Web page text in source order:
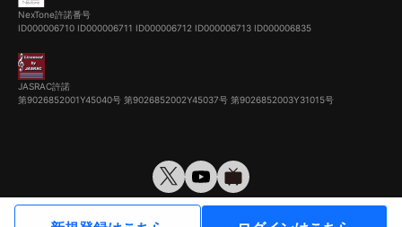
NexTone許諾番号
ID000006710 ID000006711 ID000006712 ID000006713 ID000006835
JASRAC許諾
第9026852001Y45040号 第9026852002Y45037号 第9026852003Y31015号
© VirtualCast, Inc. All rights reserved.